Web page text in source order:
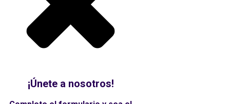
¡Únete a nosotros!